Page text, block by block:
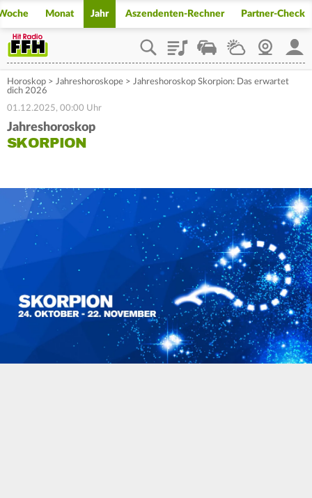
Monat Jahr Aszendenten-Rechner Partner-Check
PlaylistStaupilotWetterWebcam
Horoskop > Jahreshoroskope > Jahreshoroskop Skorpion: Das erwartet
dich 2026
01.12.2025, 00:00 Uhr
Jahreshoroskop
SKORPION